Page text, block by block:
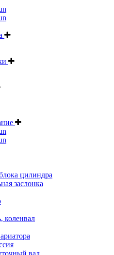
цилиндра
заслонка
коленвал
вал